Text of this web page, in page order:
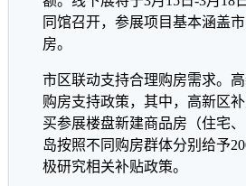
同馆召开，参展项目基本涵盖
房。
市区联动支持合理购房需求。
购房支持政策，其中，高新区
买参展楼盘新建商品房（住宅
岛按照不同购房群体分别给予
极研究相关补贴政策。